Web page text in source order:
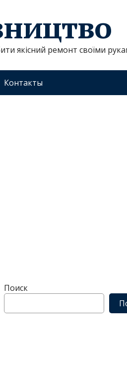
якісний ремонт своїми
Контакты
Поиск